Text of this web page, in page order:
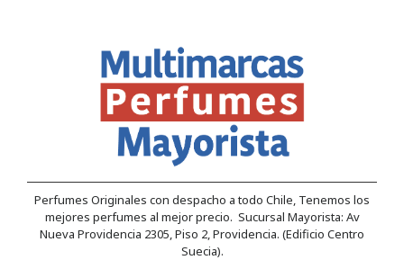
Perfumes Originales con despacho a todo Chile, Tenemos los
mejores perfumes al mejor precio. Sucursal Mayorista: Av
Nueva Providencia 2305, Piso 2, Providencia. (Edificio Centro
Suecia).